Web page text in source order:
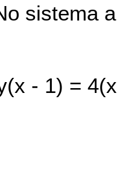
sistema
- 1) =